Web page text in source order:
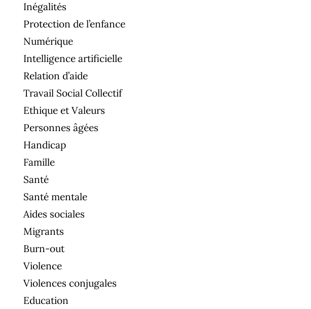
Inégalités
Protection de l’enfance
Numérique
Intelligence artificielle
Relation d’aide
Travail Social Collectif
Ethique et Valeurs
Personnes âgées
Handicap
Famille
Santé
Santé mentale
Aides sociales
Migrants
Burn-out
Violence
Violences conjugales
Education